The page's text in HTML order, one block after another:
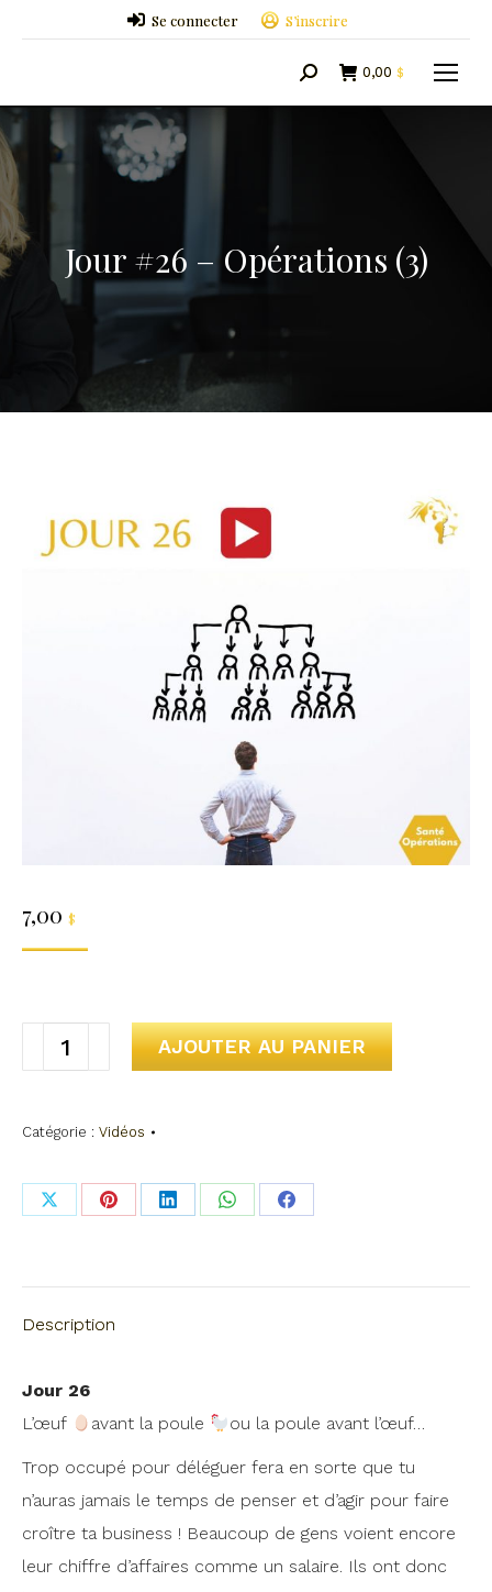
Se connecter S’inscrire
Search: 0,00 $
Jour #26 – Opérations (3)
7,00 $
quantité
de
#26
Opérations
AJOUTER AU PANIER
Catégorie : Vidéos
Share
Share
Share
Share
Share
Description
Jour 26
L’œuf
avant la poule ou la poule avant l’œuf…
Trop occupé pour déléguer fera en sorte que tu
n’auras jamais le temps de penser et d’agir pour faire
croître ta business ! Beaucoup de gens voient encore
leur chiffre d’affaires comme un salaire. Ils ont donc